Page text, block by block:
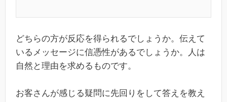
どちらの方が反応を得られるでしょうか。伝えて
いるメッセージに信憑性があるでしょうか。人は
自然と理由を求めるものです。
お客さんが感じる疑問に先回りをして答えを教え